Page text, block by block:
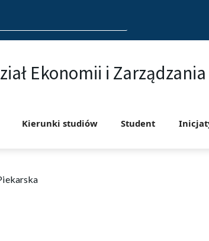
Ekonomii i Zarządzania
Kierunki studiów Student